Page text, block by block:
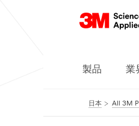
製品 業
日本 All 3M